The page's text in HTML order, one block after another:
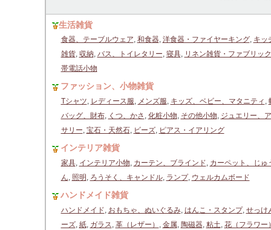
生活雑貨
食器、テーブルウェア, 和食器, 洋食器・ファイヤーキング, キッ
雑貨, 収納, バス、トイレタリー, 寝具, リネン雑貨・ファブリック
帯電話小物
ファッション、小物雑貨
Tシャツ, レディース服, メンズ服, キッズ、ベビー、マタニティ ,
バッグ、財布, くつ、かさ , 化粧小物, その他小物, ジュエリー、
サリー, 宝石・天然石, ビーズ, ピアス・イアリング
インテリア雑貨
家具, インテリア小物, カーテン、ブラインド, カーペット、じゅ
ん, 照明 , ろうそく、キャンドル, ランプ, ウェルカムボード
ハンドメイド雑貨
ハンドメイド, おもちゃ、ぬいぐるみ, はんこ・スタンプ, せっけ
ーズ, 紙, ガラス, 革（レザー） , 金属, 陶磁器, 粘土, 花（フラワー